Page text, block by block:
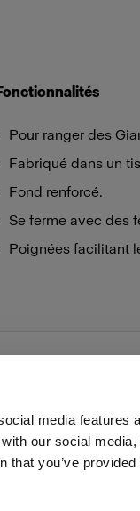
media features
our social
you’ve
Pour ranger des
Fabriqué dans un
Fond renforcé.
Se ferme avec des
Poignées facilitant
The Light